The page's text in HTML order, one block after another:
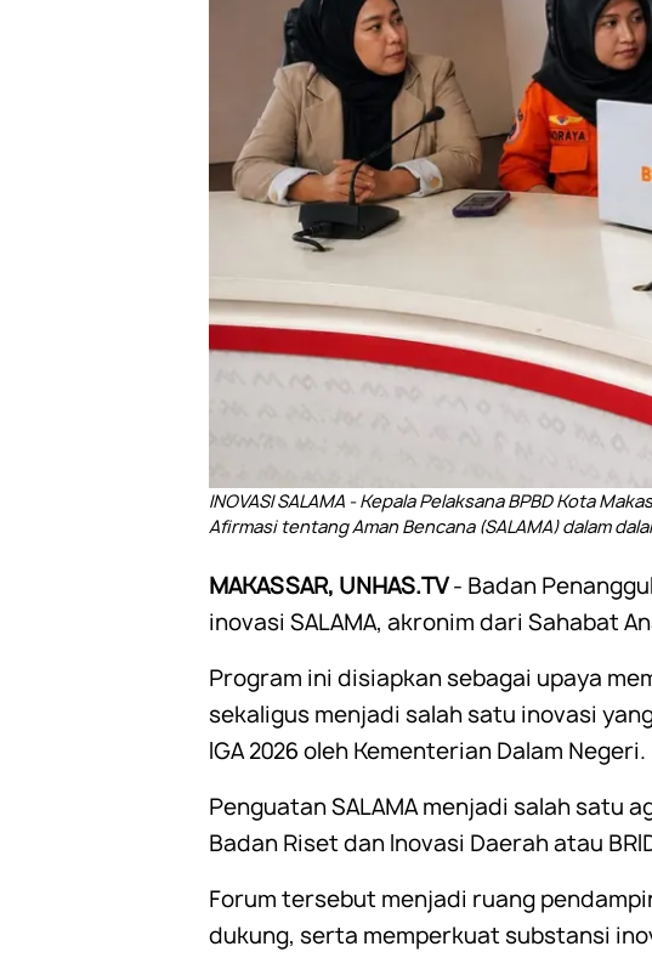
INOVASI SALAMA - Kepala Pelaksana BPBD Kota
Afirmasi tentang Aman Bencana (SALAMA) dalam
MAKASSAR, UNHAS.TV- Badan
inovasi SALAMA, akronim dari Sahabat
Program ini disiapkan sebagai upaya
sekaligus menjadi salah satu inovasi
IGA 2026 oleh Kementerian Dalam Negeri.
Penguatan SALAMA menjadi salah satu
Badan Riset dan Inovasi Daerah atau
Forum tersebut menjadi ruang
dukung, serta memperkuat substansi